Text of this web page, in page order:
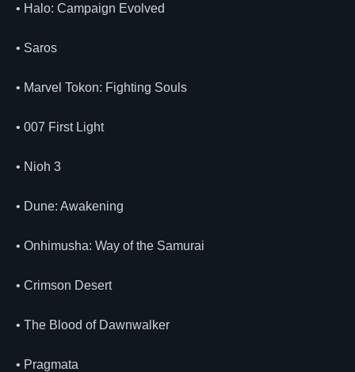
• Halo: Campaign Evolved
• Saros
• Marvel Tokon: Fighting Souls
• 007 First Light
• Nioh 3
• Dune: Awakening
• Onhimusha: Way of the Samurai
• Crimson Desert
• The Blood of Dawnwalker
• Pragmata